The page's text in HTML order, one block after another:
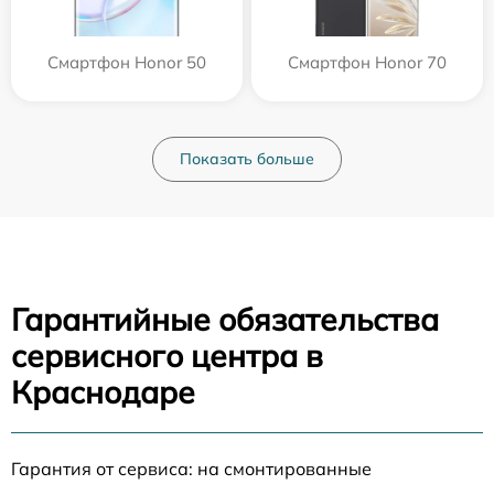
Смартфон Honor 50 Смартфон Honor 70
Показать больше
Гарантийные обязательства
сервисного центра в
Краснодаре
Гарантия от сервиса: на смонтированные